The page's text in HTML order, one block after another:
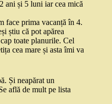
ani și 5 luni iar cea mică
face prima vacanță în 4.
știu că pot apărea
toate planurile. Cel
cea mare și asta îmi va
Și neapărat un
află de mult pe lista